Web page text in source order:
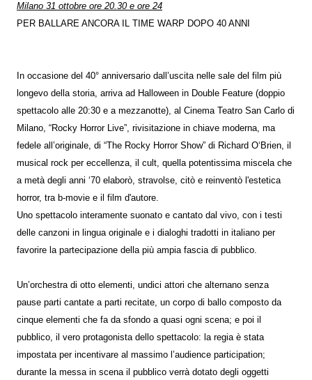
Milano 31 ottobre ore 20.30 e ore 24
PER BALLARE ANCORA IL TIME WARP DOPO 40 ANNI
In occasione del 40° anniversario dall’uscita nelle sale del film più
longevo della storia, arriva ad Halloween in Double Feature (doppio
spettacolo alle 20:30 e a mezzanotte), al Cinema Teatro San Carlo di
Milano, “Rocky Horror Live”, rivisitazione in chiave moderna, ma
fedele all’originale, di “The Rocky Horror Show” di Richard O‘Brien, il
musical rock per eccellenza, il cult, quella potentissima miscela che
a metà degli anni ‘70 elaborò, stravolse, citò e reinventò l'estetica
horror, tra b-movie e il film d'autore.
Uno spettacolo interamente suonato e cantato dal vivo, con i testi
delle canzoni in lingua originale e i dialoghi tradotti in italiano per
favorire la partecipazione della più ampia fascia di pubblico.
Un’orchestra di otto elementi, undici attori che alternano senza
pause parti cantate a parti recitate, un corpo di ballo composto da
cinque elementi che fa da sfondo a quasi ogni scena; e poi il
pubblico, il vero protagonista dello spettacolo: la regia è stata
impostata per incentivare al massimo l’audience participation;
durante la messa in scena il pubblico verrà dotato degli oggetti